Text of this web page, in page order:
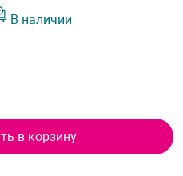
В наличии
в корзину